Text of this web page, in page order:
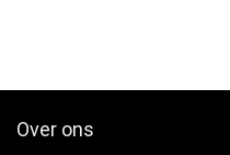
Over ons